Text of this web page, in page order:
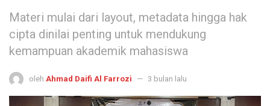
Materi mulai dari layout, metadata hingga hak
cipta dinilai penting untuk mendukung
kemampuan akademik mahasiswa
oleh Ahmad Daifi Al Farrozi 3 bulan lalu